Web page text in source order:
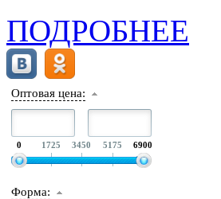
ПОДРОБНЕЕ
Оптовая цена:
0 1725 3450 5175 6900
Форма: